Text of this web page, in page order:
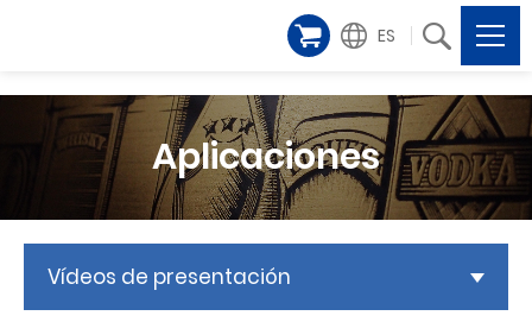
ES
Aplicaciones
Vídeos de presentación